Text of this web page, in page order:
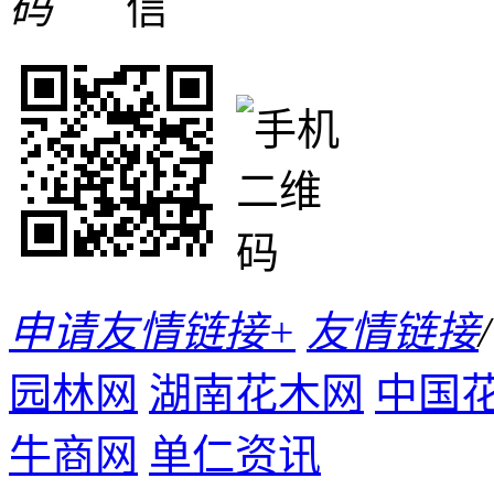
申请友情链接+ 友情链接
园林网 湖南花木网 中国
牛商网 单仁资讯